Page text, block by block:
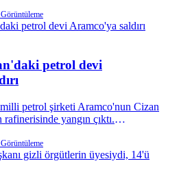
Görüntüleme
petrol devi
petrol şirketi Aramco'nun Cizan
yangın çıktı.
duyururken, olayda herhangi
bildirildi.
Görüntüleme